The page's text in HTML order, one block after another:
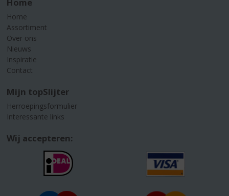
Home
Assortiment
Over ons
Nieuws
Inspiratie
Contact
Mijn topSlijter
Herroepingsformulier
Interessante links
Wij accepteren: